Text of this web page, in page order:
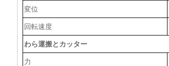
変位
回転速度
わら運搬とカッター
力